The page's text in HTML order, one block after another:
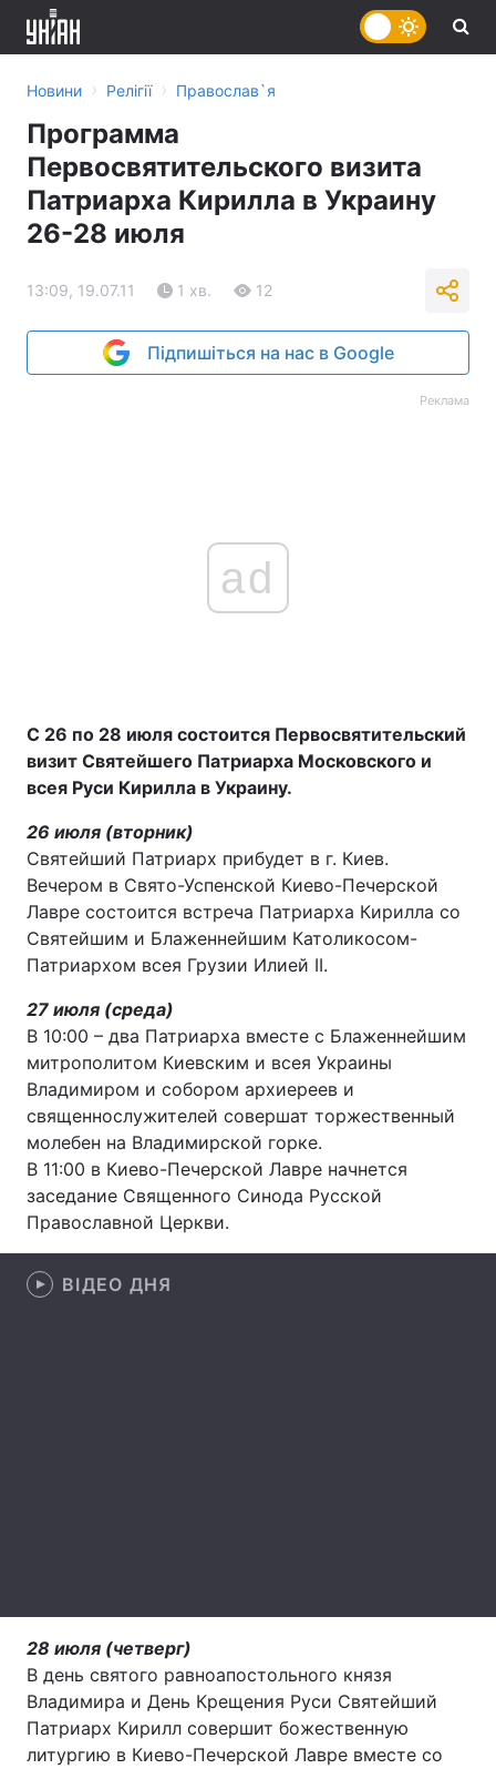
Головна Війна
Україна Політика
Спорт
Техно і зв'язок
Інтерв'ю
Вакансії
Контакти
Новини › Релігії › Православ`я
Программа
Первосвятительского визита
Патриарха Кирилла в Украину
26-28 июля
13:09, 19.07.11 1 хв. 12
Підпишіться на нас в Google
Реклама
ad
С 26 по 28 июля состоится Первосвятительский
визит Святейшего Патриарха Московского и
всея Руси Кирилла в Украину.
26 июля (вторник)
Святейший Патриарх прибудет в г. Киев.
Вечером в Свято-Успенской Киево-Печерской
Лавре состоится встреча Патриарха Кирилла со
Святейшим и Блаженнейшим Католикосом-
Патриархом всея Грузии Илией II.
27 июля (среда)
В 10:00 – два Патриарха вместе с Блаженнейшим
митрополитом Киевским и всея Украины
Владимиром и собором архиереев и
священнослужителей совершат торжественный
молебен на Владимирской горке.
В 11:00 в Киево-Печерской Лавре начнется
заседание Священного Синода Русской
Православной Церкви.
ВІДЕО ДНЯ
28 июля (четверг)
В день святого равноапостольного князя
Владимира и День Крещения Руси Святейший
Патриарх Кирилл совершит божественную
литургию в Киево-Печерской Лавре вместе со